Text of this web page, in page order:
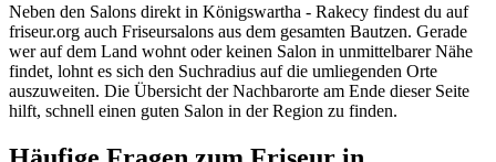
Neben den Salons direkt in Königswartha - Rakecy findest du auf
friseur.org auch Friseursalons aus dem gesamten Bautzen. Gerade
wer auf dem Land wohnt oder keinen Salon in unmittelbarer Nähe
findet, lohnt es sich den Suchradius auf die umliegenden Orte
auszuweiten. Die Übersicht der Nachbarorte am Ende dieser Seite
hilft, schnell einen guten Salon in der Region zu finden.